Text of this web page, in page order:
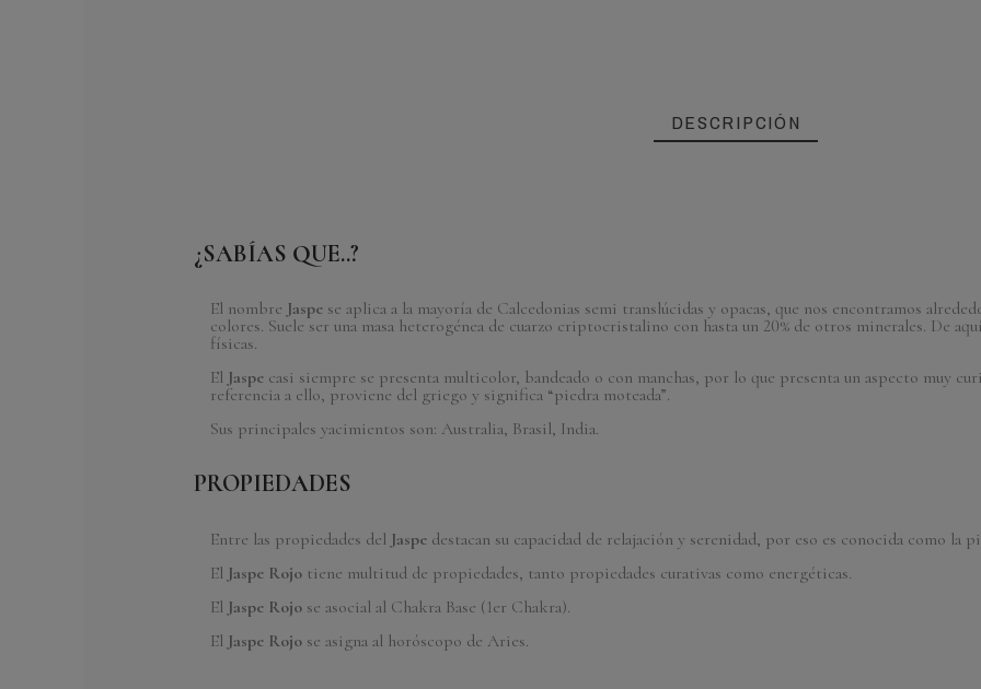
DESCRIPCIÓN
¿SABÍAS QUE..?
El nombre Jaspe se aplica a la mayoría de Calcedonias semi translúcidas y opacas, que nos encontramos
colores. Suele ser una masa heterogénea de cuarzo criptocristalino con hasta un 20% de otros minerales. De
físicas.
El Jaspe casi siempre se presenta multicolor, bandeado o con manchas, por lo que presenta un aspecto muy
referencia a ello, proviene del griego y significa “piedra moteada”.
Sus principales yacimientos son: Australia, Brasil, India.
PROPIEDADES
Entre las propiedades del Jaspe destacan su capacidad de relajación y serenidad, por eso es conocida como la
El Jaspe Rojo tiene multitud de propiedades, tanto propiedades curativas como energéticas.
El Jaspe Rojo se asocial al Chakra Base (1er Chakra).
El Jaspe Rojo se asigna al horóscopo de Aries.
ReferenciaPLJPR_006C
En Stock
10 Artículos